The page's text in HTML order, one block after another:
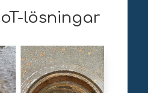
lösningar